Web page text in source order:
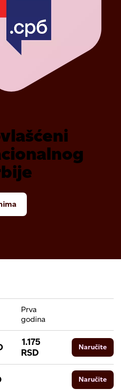
Prva
godina
1.175
RSD
Naručite
Naručite